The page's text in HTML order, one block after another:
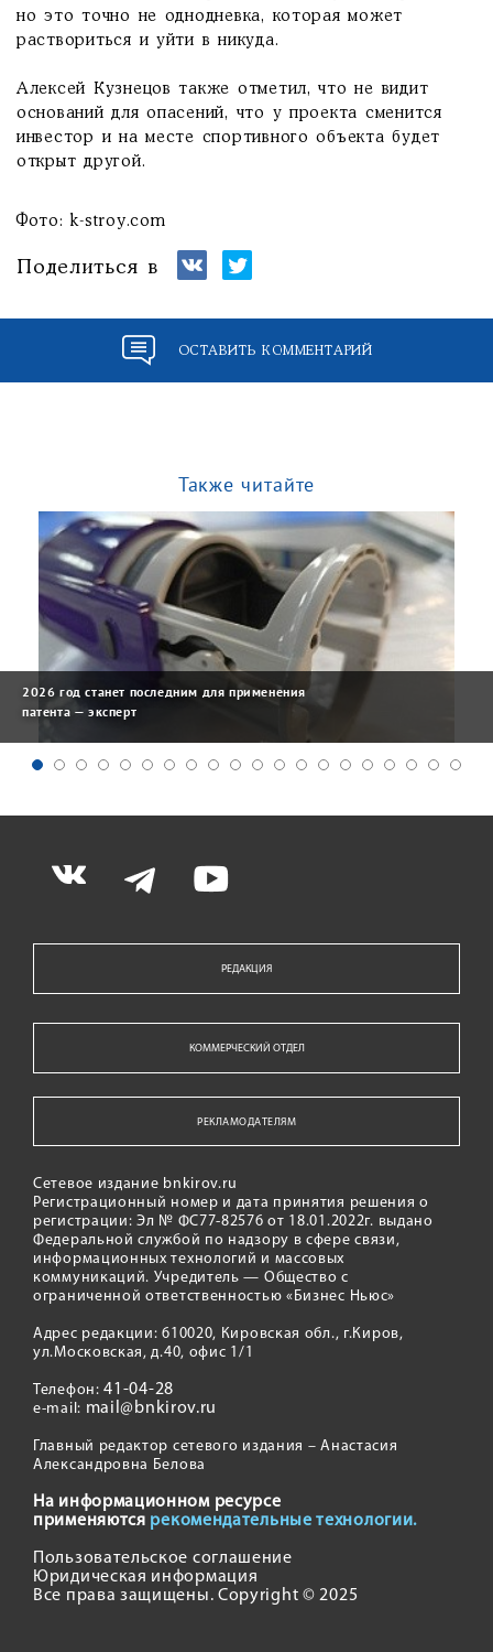
но это точно не однодневка, которая может
раствориться и уйти в никуда.
Алексей Кузнецов также отметил, что не видит
оснований для опасений, что у проекта сменится
инвестор и на месте спортивного объекта будет
открыт другой.
Фото: k-stroy.com
Поделиться в
ОСТАВИТЬ КОММЕНТАРИЙ
Также читайте
2026 год станет последним для применения
патента — эксперт
РЕДАКЦИЯ
КОММЕРЧЕСКИЙ ОТДЕЛ
РЕКЛАМОДАТЕЛЯМ
Сетевое издание bnkirov.ru
Регистрационный номер и дата принятия решения о
регистрации: Эл № ФС77-82576 от 18.01.2022г. выдано
Федеральной службой по надзору в сфере связи,
информационных технологий и массовых
коммуникаций. Учредитель — Общество с
ограниченной ответственностью «Бизнес Ньюс»
Адрес редакции: 610020, Кировская обл., г.Киров,
ул.Московская, д.40, офис 1/1
Телефон:41-04-28
e-mail: mail@bnkirov.ru
Главный редактор сетевого издания – Анастасия
Александровна Белова
На информационном ресурсе
применяются рекомендательные технологии.
Пользовательское соглашение
Юридическая информация
Все права защищены. Copyright © 2025